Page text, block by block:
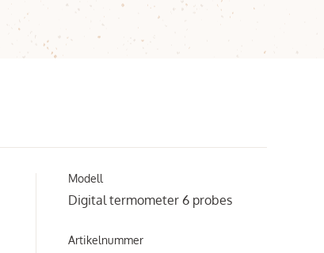
Modell
Digital termometer 6 probes
Artikelnummer